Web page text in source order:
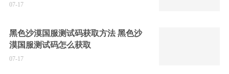
07-17
黑色沙漠国服测试码获取方法 黑色沙
漠国服测试码怎么获取
07-17